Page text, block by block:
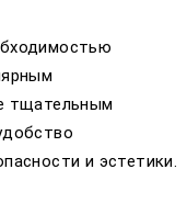
тщательным
и эстетики.